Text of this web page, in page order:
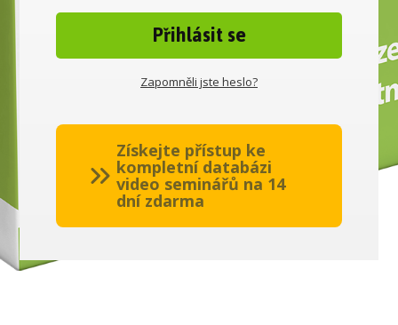
Přihlásit se
Zapomněli jste heslo?
Získejte přístup ke
kompletní databázi
video seminářů na 14
dní zdarma